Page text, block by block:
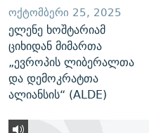
ᲝᲥᲢᲝᲛᲑᲔᲠᲘ 25, 2025
ელენე ხოშტარიამ
ციხიდან მიმართა
„ევროპის ლიბერალთა
და დემოკრატთა
ალიანსის“ (ALDE)